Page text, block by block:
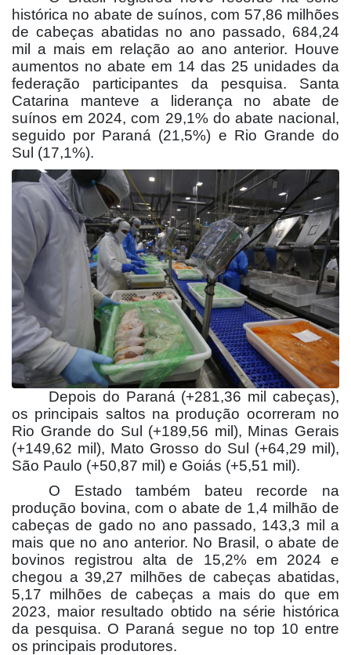
histórica no abate de suínos, com 57,86 milhões
de cabeças abatidas no ano passado, 684,24
mil a mais em relação ao ano anterior. Houve
aumentos no abate em 14 das 25 unidades da
federação participantes da pesquisa. Santa
Catarina manteve a liderança no abate de
suínos em 2024, com 29,1% do abate nacional,
seguido por Paraná (21,5%) e Rio Grande do
Sul (17,1%).
Depois do Paraná (+281,36 mil cabeças),
os principais saltos na produção ocorreram no
Rio Grande do Sul (+189,56 mil), Minas Gerais
(+149,62 mil), Mato Grosso do Sul (+64,29 mil),
São Paulo (+50,87 mil) e Goiás (+5,51 mil).
O Estado também bateu recorde na
produção bovina, com o abate de 1,4 milhão de
cabeças de gado no ano passado, 143,3 mil a
mais que no ano anterior. No Brasil, o abate de
bovinos registrou alta de 15,2% em 2024 e
chegou a 39,27 milhões de cabeças abatidas,
5,17 milhões de cabeças a mais do que em
2023, maior resultado obtido na série histórica
da pesquisa. O Paraná segue no top 10 entre
os principais produtores.